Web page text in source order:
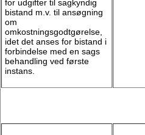
for udgifter til sagkyndig
bistand m.v. til ansøgning
om
omkostningsgodtgørelse,
idet det anses for bistand i
forbindelse med en sags
behandling ved første
instans.